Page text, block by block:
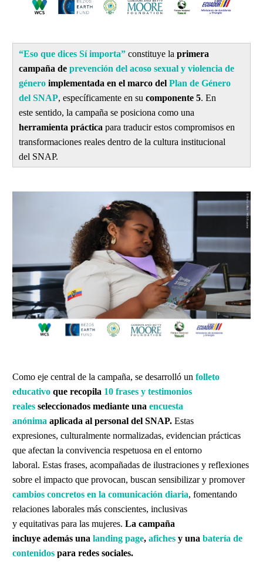
“Eso que dices Sí importa” constituye la primera
campaña de prevención del acoso sexual y violencia de
género implementada en el marco del Plan de Género
del SNAP, específicamente en su componente 5. En
este sentido, la campaña se posiciona como una
herramienta práctica para traducir estos compromisos en
transformaciones reales dentro de la cultura institucional
del SNAP.
Como eje central de la campaña, se desarrolló un folleto
educativo que recopila 10 frases y testimonios
reales seleccionados mediante una encuesta
anónima aplicada al personal del SNAP. Estas
expresiones, culturalmente normalizadas, evidencian prácticas
que afectan la convivencia respetuosa en el entorno
laboral. Estas frases, acompañadas de ilustraciones y reflexiones
sobre el impacto que provocan, buscan sensibilizar y promover
cambios concretos en la comunicación diaria, fomentando
relaciones laborales más conscientes, inclusivas
y equitativas para las mujeres. La campaña
incluye además una landing page, afiches y una batería de
contenidos para redes sociales.